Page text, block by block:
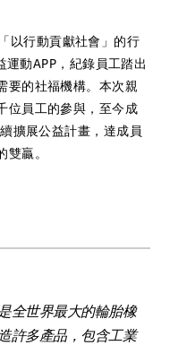
行動貢獻社會」的行
動APP，紀錄員工踏出
要的社福機構。本次親
位員工的參與，至今成
擴展公益計畫，達成員
贏。
全世界最大的輪胎橡
許多產品，包含工業